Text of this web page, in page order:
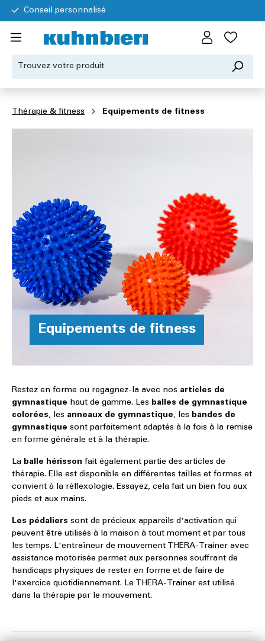
Conseil personnalisé
Thérapie & fitness Equipements de fitness
Equipements de fitness
Restez en forme ou regagnez-la avec nos articles de
gymnastique haut de gamme. Les balles de gymnastique
colorées, les anneaux de gymnastique, les bandes de
gymnastique sont parfaitement adaptés à la fois à la remise
en forme générale et à la thérapie.
La balle hérisson fait également partie des articles de
thérapie. Elle est disponible en différentes tailles et formes et
convient à la réflexologie. Essayez, cela fait un bien fou aux
pieds et aux mains.
Les pédaliers sont de précieux appareils d'activation qui
peuvent être utilisés à la maison à tout moment et par tous
les temps. L'entraîneur de mouvement THERA-Trainer avec
assistance motorisée permet aux personnes souffrant de
handicaps physiques de rester en forme et de faire de
l'exercice quotidiennement. Le THERA-Trainer est utilisé
dans la thérapie par le mouvement.